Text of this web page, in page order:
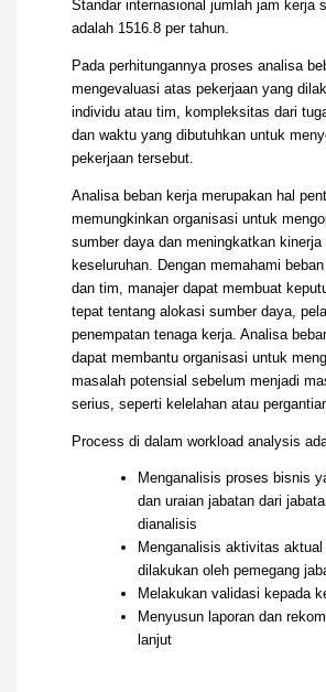
Standar internasional jumlah jam kerja
adalah 1516.8 per tahun.
Pada perhitungannya proses analisa
mengevaluasi atas pekerjaan yang
individu atau tim, kompleksitas dari
dan waktu yang dibutuhkan untuk
pekerjaan tersebut.
Analisa beban kerja merupakan hal
memungkinkan organisasi untuk
sumber daya dan meningkatkan kinerja
keseluruhan. Dengan memahami
dan tim, manajer dapat membuat
tepat tentang alokasi sumber daya,
penempatan tenaga kerja. Analisa
dapat membantu organisasi untuk
masalah potensial sebelum menjadi
serius, seperti kelelahan atau
Process di dalam workload analysis
Menganalisis proses bisnis
dan uraian jabatan dari
dianalisis
Menganalisis aktivitas aktual
dilakukan oleh pemegang
Melakukan validasi kepada
Menyusun laporan dan
lanjut